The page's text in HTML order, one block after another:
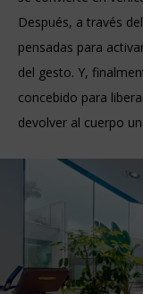
Después, a través
pensadas para
del gesto. Y,
concebido para
devolver al cuerpo